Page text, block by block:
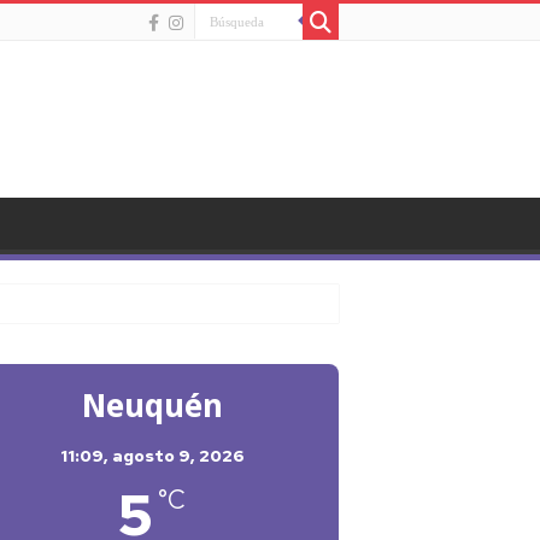
Neuquén
11:09, agosto 9, 2026
5 °C